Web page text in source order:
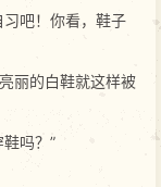
吧！你看，鞋子
丽的白鞋就这样被
吗？”